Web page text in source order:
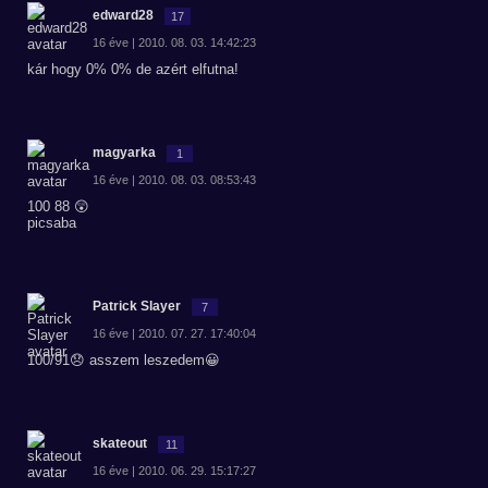
edward28 17
16 éve | 2010. 08. 03. 14:42:23
kár hogy 0% 0% de azért elfutna!
magyarka 1
16 éve | 2010. 08. 03. 08:53:43
100 88 😲
picsaba
Patrick Slayer 7
16 éve | 2010. 07. 27. 17:40:04
100/91😞 asszem leszedem😀
skateout 11
16 éve | 2010. 06. 29. 15:17:27